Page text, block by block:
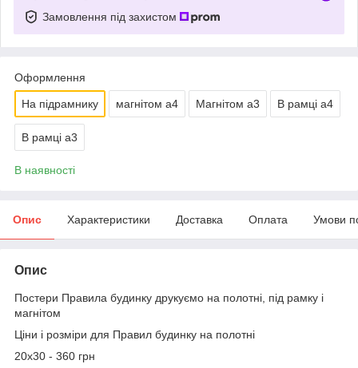
Замовлення під захистом
Оформлення
На підрамнику магнітом а4 Магнітом а3 В рамці а4
В рамці а3
В наявності
Опис Характеристики Доставка Оплата Умови
Опис
Постери Правила будинку друкуємо на полотні, під рамку і
магнітом
Ціни і розміри для Правил будинку на полотні
20х30 - 360 грн